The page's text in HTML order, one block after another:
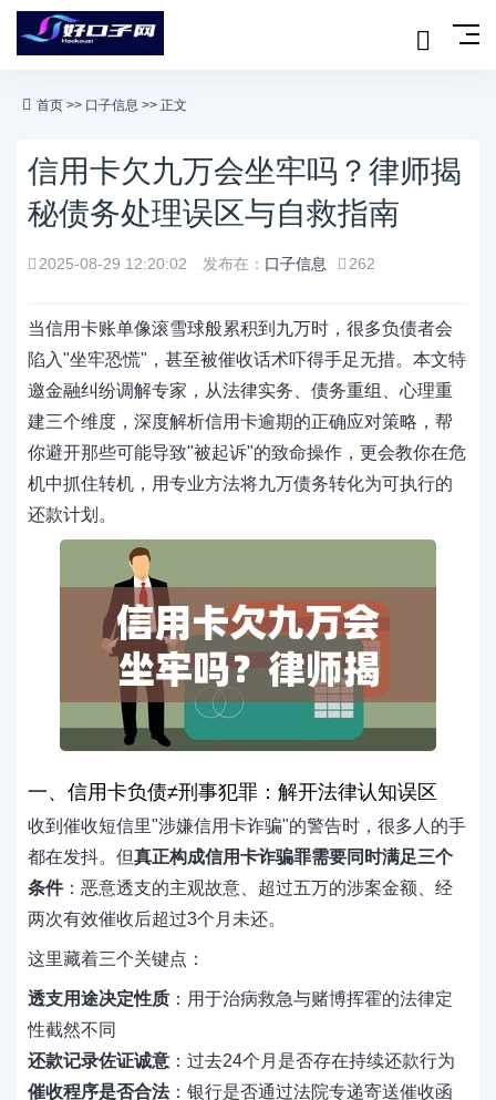
首页 >> 口子信息 >> 正文
信用卡欠九万会坐牢吗？律师揭
秘债务处理误区与自救指南
2025-08-29 12:20:02 发布在： 口子信息 262
当信用卡账单像滚雪球般累积到九万时，很多负债者会
陷入"坐牢恐慌"，甚至被催收话术吓得手足无措。本文特
邀金融纠纷调解专家，从法律实务、债务重组、心理重
建三个维度，深度解析信用卡逾期的正确应对策略，帮
你避开那些可能导致"被起诉"的致命操作，更会教你在危
机中抓住转机，用专业方法将九万债务转化为可执行的
还款计划。
一、信用卡负债≠刑事犯罪：解开法律认知误区
收到催收短信里"涉嫌信用卡诈骗"的警告时，很多人的手
都在发抖。但真正构成信用卡诈骗罪需要同时满足三个
条件：恶意透支的主观故意、超过五万的涉案金额、经
两次有效催收后超过3个月未还。
这里藏着三个关键点：
透支用途决定性质 ：用于治病救急与赌博挥霍的法律定
性截然不同
还款记录佐证诚意 ：过去24个月是否存在持续还款行为
催收程序是否合法：银行是否通过法院专递寄送催收函